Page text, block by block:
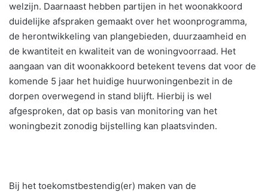
welzijn. Daarnaast hebben partijen in het woonakkoord
duidelijke afspraken gemaakt over het woonprogramma,
de herontwikkeling van plangebieden, duurzaamheid en
de kwantiteit en kwaliteit van de woningvoorraad. Het
aangaan van dit woonakkoord betekent tevens dat voor de
komende 5 jaar het huidige huurwoningenbezit in de
dorpen overwegend in stand blijft. Hierbij is wel
afgesproken, dat op basis van monitoring van het
woningbezit zonodig bijstelling kan plaatsvinden.
Bij het toekomstbestendig(er) maken van de